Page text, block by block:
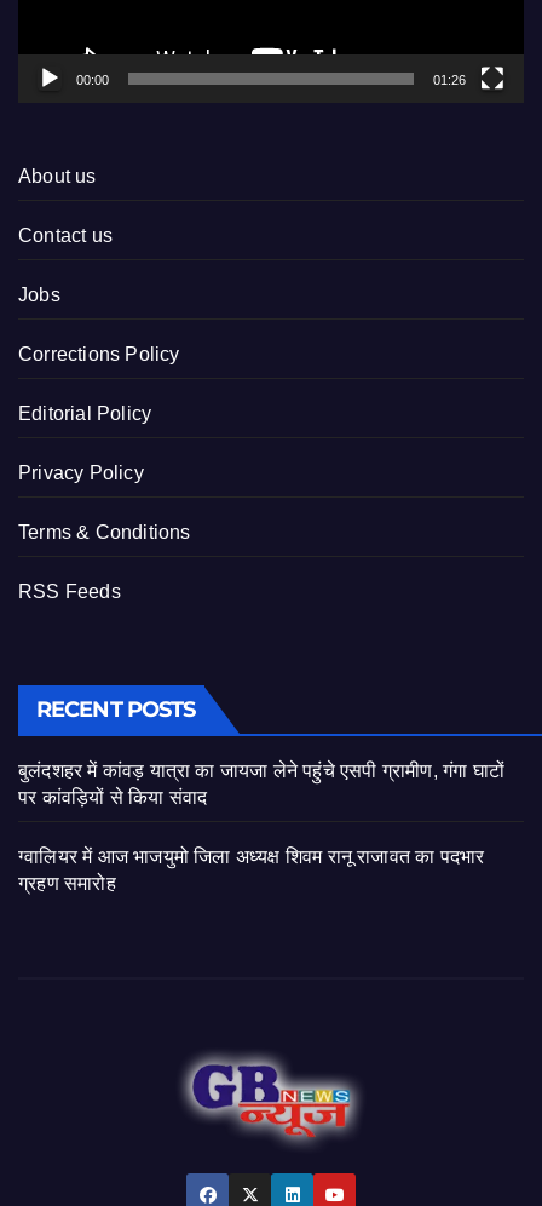
00:00 01:26
About us
Contact us
Jobs
Corrections Policy
Editorial Policy
Privacy Policy
Terms & Conditions
RSS Feeds
RECENT POSTS
बुलंदशहर में कांवड़ यात्रा का जायजा लेने पहुंचे एसपी ग्रामीण, गंगा घाटों
पर कांवड़ियों से किया संवाद
ग्वालियर में आज भाजयुमो जिला अध्यक्ष शिवम रानू राजावत का पदभार
ग्रहण समारोह